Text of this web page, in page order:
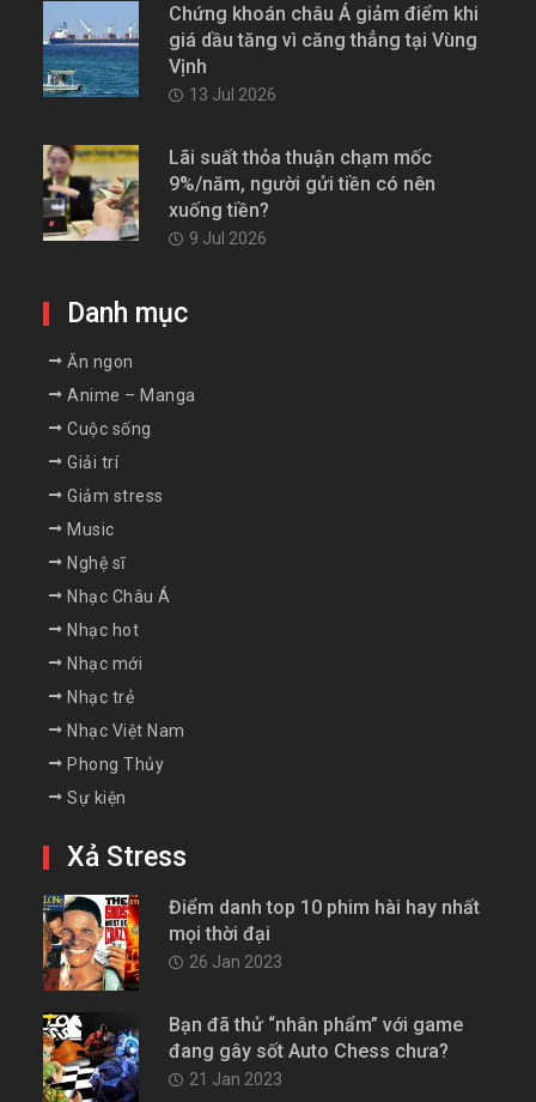
Chứng khoán châu Á giảm điểm khi
giá dầu tăng vì căng thẳng tại Vùng
Vịnh
13 Jul 2026
Lãi suất thỏa thuận chạm mốc
9%/năm, người gửi tiền có nên
xuống tiền?
9 Jul 2026
Danh mục
Ăn ngon
Anime – Manga
Cuộc sống
Giải trí
Giảm stress
Music
Nghệ sĩ
Nhạc Châu Á
Nhạc hot
Nhạc mới
Nhạc trẻ
Nhạc Việt Nam
Phong Thủy
Sự kiện
Xả Stress
Điểm danh top 10 phim hài hay nhất
mọi thời đại
26 Jan 2023
Bạn đã thử “nhân phẩm” với game
đang gây sốt Auto Chess chưa?
21 Jan 2023